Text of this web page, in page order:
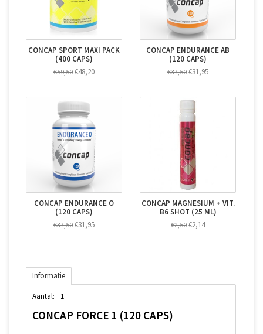
CONCAP SPORT MAXI PACK
(400 CAPS)
€59,50 €48,20
CONCAP ENDURANCE AB
(120 CAPS)
€37,50 €31,95
CONCAP ENDURANCE O
(120 CAPS)
€37,50 €31,95
CONCAP MAGNESIUM + VIT.
B6 SHOT (25 ML)
€2,50 €2,14
Informatie
Aantal: 1
CONCAP FORCE 1 (120 CAPS)